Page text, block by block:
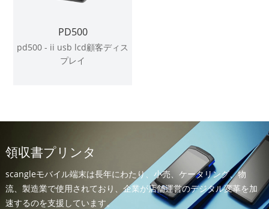
PD500
pd500 - ii usb lcd顧客ディス
プレイ
領収書プリンタ
scangleモバイル端末は長年にわたり、小売、ケータリング、物
流、製造業で使用されており、企業が店舗運営のデジタル変革を加
速するのを支援しています。